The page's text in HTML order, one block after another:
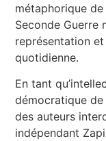
métaphorique
Seconde Guerre
représentation
quotidienne.
En tant
démocratique
des auteurs
indépendant